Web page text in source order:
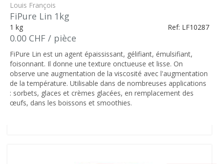
Louis François
FiPure Lin 1kg
1 kg Ref: LF10287
0.00 CHF / pièce
FiPure Lin est un agent épaississant, gélifiant, émulsifiant,
foisonnant. Il donne une texture onctueuse et lisse. On
observe une augmentation de la viscosité avec l'augmentation
de la température. Utilisable dans de nombreuses applications
: sorbets, glaces et crèmes glacées, en remplacement des
œufs, dans les boissons et smoothies.